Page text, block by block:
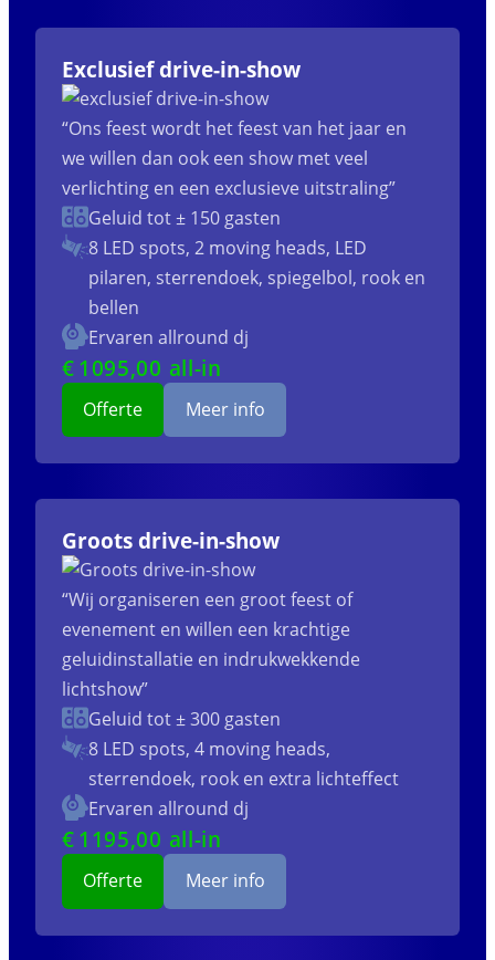
Exclusief drive-in-show
“Ons feest wordt het feest van het jaar en
we willen dan ook een show met veel
verlichting en een exclusieve uitstraling”
Geluid tot ± 150 gasten
8 LED spots, 2 moving heads, LED
pilaren, sterrendoek, spiegelbol, rook en
bellen
Ervaren allround dj
€ 1095,00 all-in
Offerte Meer info
Groots drive-in-show
“Wij organiseren een groot feest of
evenement en willen een krachtige
geluidinstallatie en indrukwekkende
lichtshow”
Geluid tot ± 300 gasten
8 LED spots, 4 moving heads,
sterrendoek, rook en extra lichteffect
Ervaren allround dj
€ 1195,00 all-in
Offerte Meer info